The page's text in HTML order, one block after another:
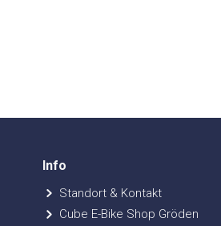
Info
Standort & Kontakt
Cube E-Bike Shop Gröden